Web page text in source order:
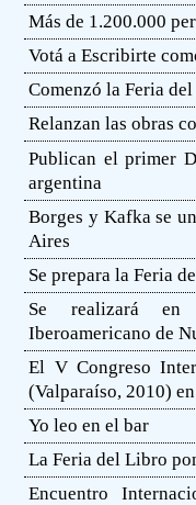
Más de 1.200.000
Votá a Escribirte
Comenzó la Feria
Relanzan las obras
Publican el primer
argentina
Borges y Kafka se
Aires
Se prepara la Feria
Se realizará en
Iberoamericano de
El V Congreso
(Valparaíso, 2010)
Yo leo en el bar
La Feria del Libro
Encuentro